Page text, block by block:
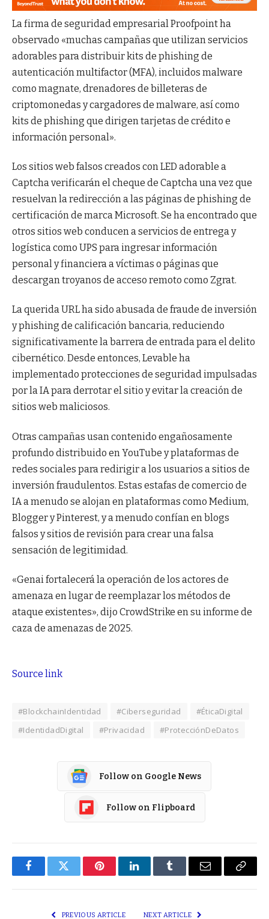
La firma de seguridad empresarial Proofpoint ha
observado «muchas campañas que utilizan servicios
adorables para distribuir kits de phishing de
autenticación multifactor (MFA), incluidos malware
como magnate, drenadores de billeteras de
criptomonedas y cargadores de malware, así como
kits de phishing que dirigen tarjetas de crédito e
información personal».
Los sitios web falsos creados con LED adorable a
Captcha verificarán el cheque de Captcha una vez que
resuelvan la redirección a las páginas de phishing de
certificación de marca Microsoft. Se ha encontrado que
otros sitios web conducen a servicios de entrega y
logística como UPS para ingresar información
personal y financiera a víctimas o páginas que
descargan troyanos de acceso remoto como Zgrat.
La querida URL ha sido abusada de fraude de inversión
y phishing de calificación bancaria, reduciendo
significativamente la barrera de entrada para el delito
cibernético. Desde entonces, Levable ha
implementado protecciones de seguridad impulsadas
por la IA para derrotar el sitio y evitar la creación de
sitios web maliciosos.
Otras campañas usan contenido engañosamente
profundo distribuido en YouTube y plataformas de
redes sociales para redirigir a los usuarios a sitios de
inversión fraudulentos. Estas estafas de comercio de
IA a menudo se alojan en plataformas como Medium,
Blogger y Pinterest, y a menudo confían en blogs
falsos y sitios de revisión para crear una falsa
sensación de legitimidad.
«Genai fortalecerá la operación de los actores de
amenaza en lugar de reemplazar los métodos de
ataque existentes», dijo CrowdStrike en su informe de
caza de amenazas de 2025.
Source link
#BlockchainIdentidad #Ciberseguridad
#ÉticaDigital
#IdentidadDigital
#Privacidad #ProtecciónDeDatos
Follow on Google News
Follow on Flipboard
FacebookTwitter PinterestLinkedInTumblr Email
Copy
PREVIOUS ARTICLE NEXT ARTICLE